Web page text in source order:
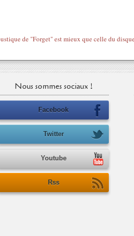
Nous sommes sociaux !
Facebook
Twitter
Youtube
Rss